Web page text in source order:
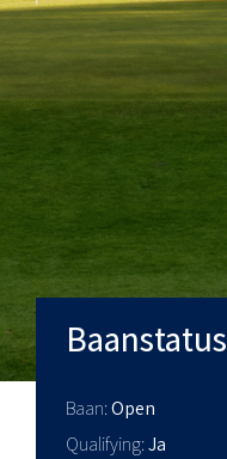
Baanstatus
Baan Open
Qualifying Ja